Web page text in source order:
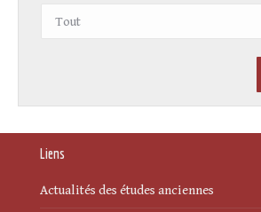
Liens
Actualités des études anciennes